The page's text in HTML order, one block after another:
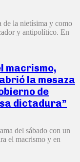
de la nietísima y como
y antipolítico. En
macrismo,
la mesaza
de
dictadura”
del sábado con un
el macrismo y en